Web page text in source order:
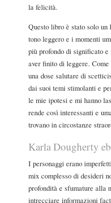
la felicità.
Questo libro è stato solo
tono leggero e i momenti
più profondo di significato
aver finito di leggere.
una dose salutare di
dai suoi temi stimolanti e
le mie ipotesi e mi hanno
rende così interessanti e
trovano in circostanze
Karla Dougherty
I personaggi erano
mix complesso di desideri
profondità e sfumature alla
intrecciare informazioni